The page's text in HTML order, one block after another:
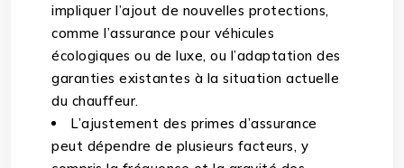
impliquer l’ajout de nouvelles protections,
comme l’assurance pour véhicules
écologiques ou de luxe, ou l’adaptation des
garanties existantes à la situation actuelle
du chauffeur.
L’ajustement des primes d’assurance
peut dépendre de plusieurs facteurs, y